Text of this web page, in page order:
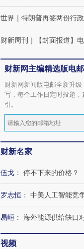
世界 ｜ 特朗普再签两份行
财新周刊 ｜ 【封面报道】
财新网主编精选版电邮
财新网新闻版电邮全新升
写，每个工作日定时投递
引。
财新名家
伍戈 ： 停不下来的价格？
罗志恒 ： 中美人工智能竞
易峘 ： 海外能源供给缺口
视频